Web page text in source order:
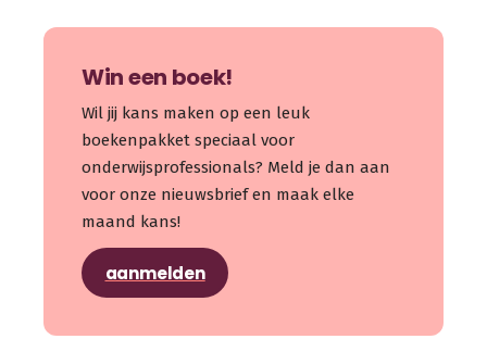
Win een boek!
Wil jij kans maken op een leuk
boekenpakket speciaal voor
onderwijsprofessionals? Meld je dan aan
voor onze nieuwsbrief en maak elke
maand kans!
aanmelden